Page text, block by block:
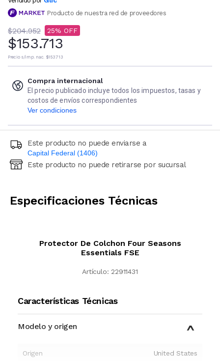
Producto de nuestra red de proveedores
$204.952 25
$153.713
Precio s/imp. nac. $153.713
Compra internacional
El precio publicado incluye todos los impuestos, tasas y
costos de envíos correspondientes
Ver condiciones
Este producto no puede enviarse a
Capital Federal (1406)
Ingresá código postal (sólo números)
Este producto no puede retirarse por sucursal
Especificaciones Técnicas
Protector De Colchon Four Seasons
Essentials FSE
Artículo: 22911431
Características Técnicas
Modelo y origen
Origen United States